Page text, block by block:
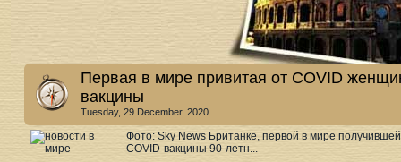
Первая в мире привитая от COVID
вакцины
Tuesday, 29 December. 2020
Фото: Sky News Британке, первой в мире
COVID-вакцины 90-летн...